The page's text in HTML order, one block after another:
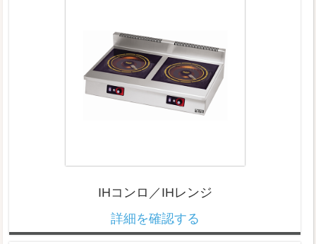
IHコンロ／IHレンジ
詳細を確認する